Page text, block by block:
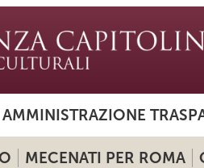
AMMINISTRAZIONE
MECENATI PER ROMA